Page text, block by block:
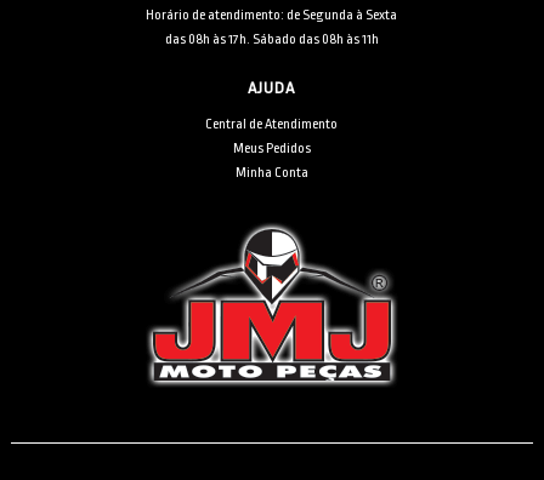
Horário de atendimento: de Segunda à Sexta
das 08h às 17h. Sábado das 08h às 11h
AJUDA
Central de Atendimento
Meus Pedidos
Minha Conta